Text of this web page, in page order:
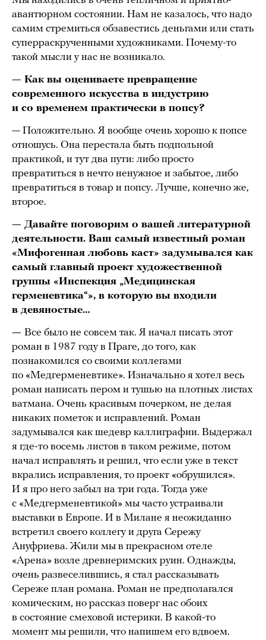
авантюрном состоянии. Нам не казалось, что надо
самим стремиться обзавестись деньгами или стать
суперраскрученными художниками. Почему-то
такой мысли у нас не возникало.
— Как вы оцениваете превращение
современного искусства в индустрию
и со временем практически в попсу?
— Положительно. Я вообще очень хорошо к попсе
отношусь. Она перестала быть подпольной
практикой, и тут два пути: либо просто
превратиться в нечто ненужное и забытое, либо
превратиться в товар и попсу. Лучше, конечно же,
второе.
— Давайте поговорим о вашей литературной
деятельности. Ваш самый известный роман
«Мифогенная любовь каст» задумывался как
самый главный проект художественной
группы «Инспекция „Медицинская
герменевтика“», в которую вы входили
в девяностые…
— Все было не совсем так. Я начал писать этот
роман в 1987 году в Праге, до того, как
познакомился со своими коллегами
по «Медгерменевтике». Изначально я хотел весь
роман написать пером и тушью на плотных листах
ватмана. Очень красивым почерком, не делая
никаких пометок и исправлений. Роман
задумывался как шедевр каллиграфии. Выдержал
я где-то восемь листов в таком режиме, потом
начал исправлять и решил, что если уже в текст
вкрались исправления, то проект «обрушился».
И я про него забыл на три года. Тогда уже
с «Медгерменевтикой» мы часто устраивали
выставки в Европе. И в Милане я неожиданно
встретил своего коллегу и друга Сережу
Ануфриева. Жили мы в прекрасном отеле
«Арена» возле древнеримских руин. Однажды,
очень развеселившись, я стал рассказывать
Сереже план романа. Роман не предполагался
комическим, но рассказ поверг нас обоих
в состояние смеховой истерики. В какой-то
момент мы решили, что напишем его вдвоем.